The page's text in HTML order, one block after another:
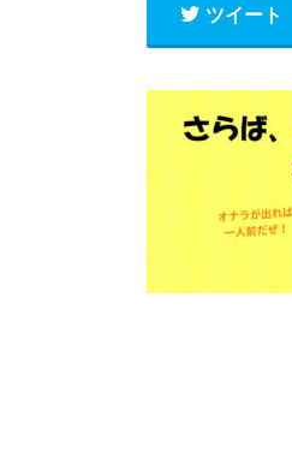
ツイート